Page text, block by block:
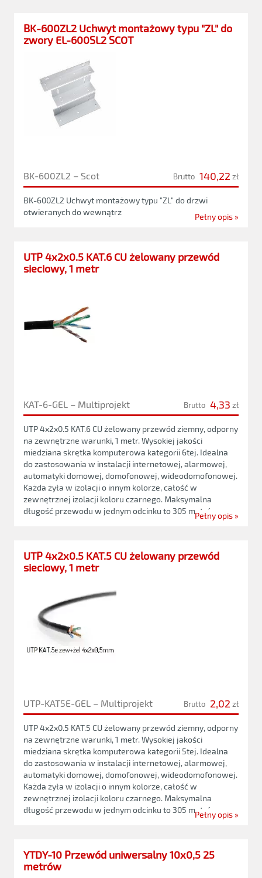
BK-600ZL2 Uchwyt montażowy typu "ZL" do
zwory EL-600SL2 SCOT
BK-600ZL2 – Scot zł
140,22
Brutto
BK-600ZL2 Uchwyt montażowy typu "ZL" do drzwi
otwieranych do wewnątrz
Pełny opis »
UTP 4x2x0.5 KAT.6 CU żelowany przewód
sieciowy, 1 metr
KAT-6-GEL – Multiprojekt zł
4,33
Brutto
UTP 4x2x0.5 KAT.6 CU żelowany przewód ziemny, odporny
na zewnętrzne warunki, 1 metr. Wysokiej jakości
miedziana skrętka komputerowa kategorii 6tej. Idealna
do zastosowania w instalacji internetowej, alarmowej,
automatyki domowej, domofonowej, wideodomofonowej.
Każda żyła w izolacji o innym kolorze, całość w
zewnętrznej izolacji koloru czarnego. Maksymalna
długość przewodu w jednym odcinku to 305 metrów.Pełny opis »
UTP 4x2x0.5 KAT.5 CU żelowany przewód
sieciowy, 1 metr
UTP-KAT5E-GEL – Multiprojekt zł
2,02
Brutto
UTP 4x2x0.5 KAT.5 CU żelowany przewód ziemny, odporny
na zewnętrzne warunki, 1 metr. Wysokiej jakości
miedziana skrętka komputerowa kategorii 5tej. Idealna
do zastosowania w instalacji internetowej, alarmowej,
automatyki domowej, domofonowej, wideodomofonowej.
Każda żyła w izolacji o innym kolorze, całość w
zewnętrznej izolacji koloru czarnego. Maksymalna
długość przewodu w jednym odcinku to 305 metrów.Pełny opis »
YTDY-10 Przewód uniwersalny 10x0,5 25
metrów